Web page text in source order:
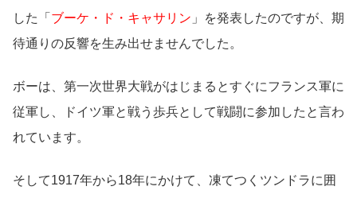
した「 ブーケ・ド・キャサリン 」を発表したのですが、期
待通りの反響を生み出せませんでした。
ボーは、第一次世界大戦がはじまるとすぐにフランス軍に
従軍し、ドイツ軍と戦う歩兵として戦闘に参加したと言わ
れています。
そして1917年から18年にかけて、凍てつくツンドラに囲